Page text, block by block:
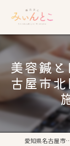
美容鍼
古屋市
愛知県名古屋市の美容鍼なら鍼灸美心みぃんとこ